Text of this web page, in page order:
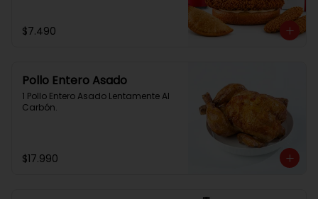
$7.490
Pollo Entero Asado
1 Pollo Entero Asado Lentamente Al
Carbón.
$17.990